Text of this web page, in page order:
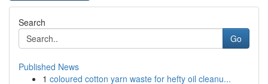
Search
Go
Published News
1 coloured cotton yarn waste for hefty oil cleanu...